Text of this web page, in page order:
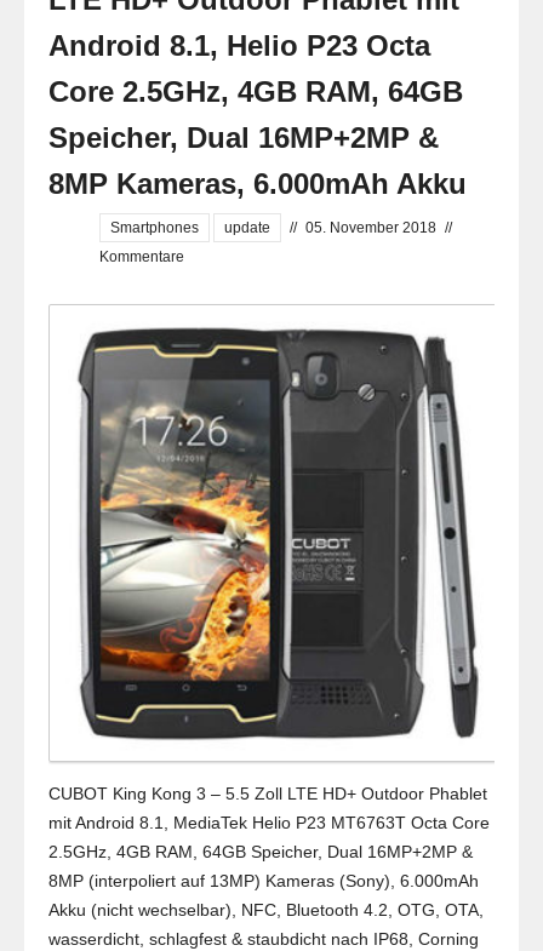
Android 8.1, Helio P23 Octa
Core 2.5GHz, 4GB RAM, 64GB
Speicher, Dual 16MP+2MP &
8MP Kameras, 6.000mAh Akku
Smartphones update // 05. November 2018 //
Kommentare
CUBOT King Kong 3 – 5.5 Zoll LTE HD+ Outdoor Phablet
mit Android 8.1, MediaTek Helio P23 MT6763T Octa Core
2.5GHz, 4GB RAM, 64GB Speicher, Dual 16MP+2MP &
8MP (interpoliert auf 13MP) Kameras (Sony), 6.000mAh
Akku (nicht wechselbar), NFC, Bluetooth 4.2, OTG, OTA,
wasserdicht, schlagfest & staubdicht nach IP68, Corning